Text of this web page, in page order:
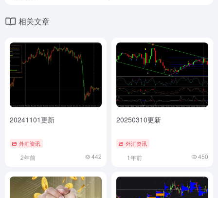
相关文章
20241101更新
外汇资讯
2年前 442
20250310更新
外汇资讯
1年前 450